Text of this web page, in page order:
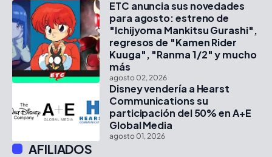
ETC anuncia sus novedades
para agosto: estreno de
"Ichijyoma Mankitsu Gurashi",
regresos de "Kamen Rider
Kuuga", "Ranma 1/2" y mucho
más
agosto 02, 2026
Disney vendería a Hearst
Communications su
participación del 50% en A+E
Global Media
agosto 01, 2026
AFILIADOS